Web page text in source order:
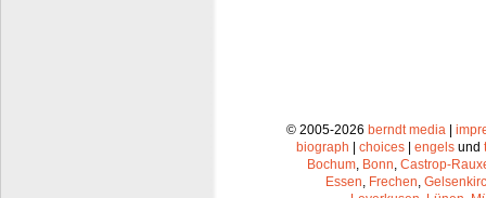
© 2005-2026 berndt media|
biograph
choices engels und
Bochum, Bonn, Castrop-
Essen, Frechen,